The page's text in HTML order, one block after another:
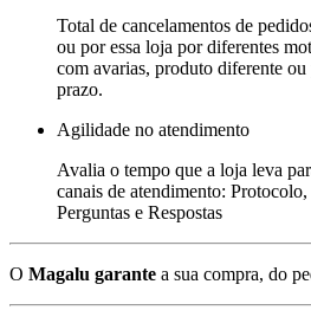
Total de cancelamentos de
ou por essa loja por diferentes
com avarias, produto diferente
prazo.
Agilidade no atendimento
Avalia o tempo que a loja leva
canais de atendimento:
Perguntas e Respostas
O Magalu garante a sua compra, do